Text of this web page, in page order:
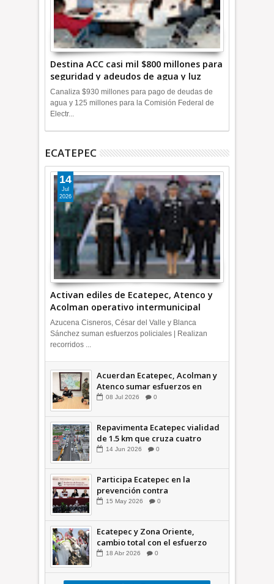
Destina ACC casi mil $800 millones para
seguridad y adeudos de agua y luz
+Video
Canaliza $930 millones para pago de deudas de
agua y 125 millones para la Comisión Federal de
Electr...
ECATEPEC
Activan ediles de Ecatepec, Atenco y
Acolman operativo intermunicipal
14
Jul
2026
Azucena Cisneros, César del Valle y Blanca
Sánchez suman esfuerzos policiales | Realizan
recorridos ...
Acuerdan Ecatepec, Acolman y
Atenco sumar esfuerzos en
seguridad
08 Jul 2026 0
Repavimenta Ecatepec vialidad
de 1.5 km que cruza cuatro
comunidades +Video
14 Jun 2026 0
Participa Ecatepec en la
prevención contra
inundaciones en el Valle de
15 May 2026 0
Ecatepec y Zona Oriente,
cambio total con el esfuerzo
conjunto: Azucena; retiran 21
18 Abr 2026 0